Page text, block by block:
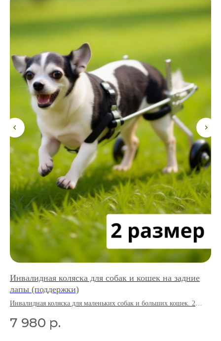
Инвалидная коляска для собак и кошек на задние
лапы (поддержки)
Инвалидная коляска для маленьких собак и больших кошек. 2
7 980 р.